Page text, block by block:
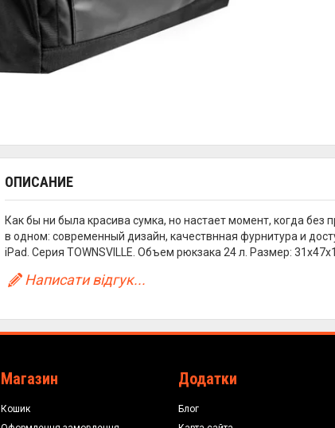
ОПИСАНИЕ
Как бы ни была красива сумка, но настает момент, когда
в одном: современный дизайн, качествнная фурнитура и
iPad. Серия TOWNSVILLE. Объем рюкзака 24 л. Размер:
Написати відгук...
Магазин
Кошик
Додатки
Блог